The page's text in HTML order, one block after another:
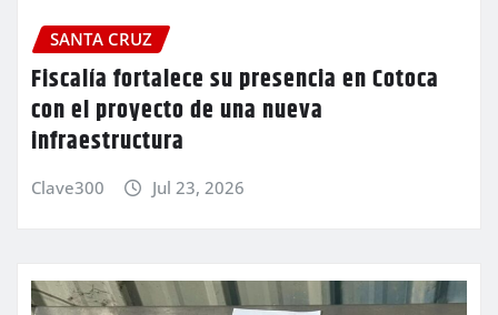
SANTA CRUZ
Fiscalía fortalece su presencia en Cotoca
con el proyecto de una nueva
infraestructura
Clave300 Jul 23, 2026